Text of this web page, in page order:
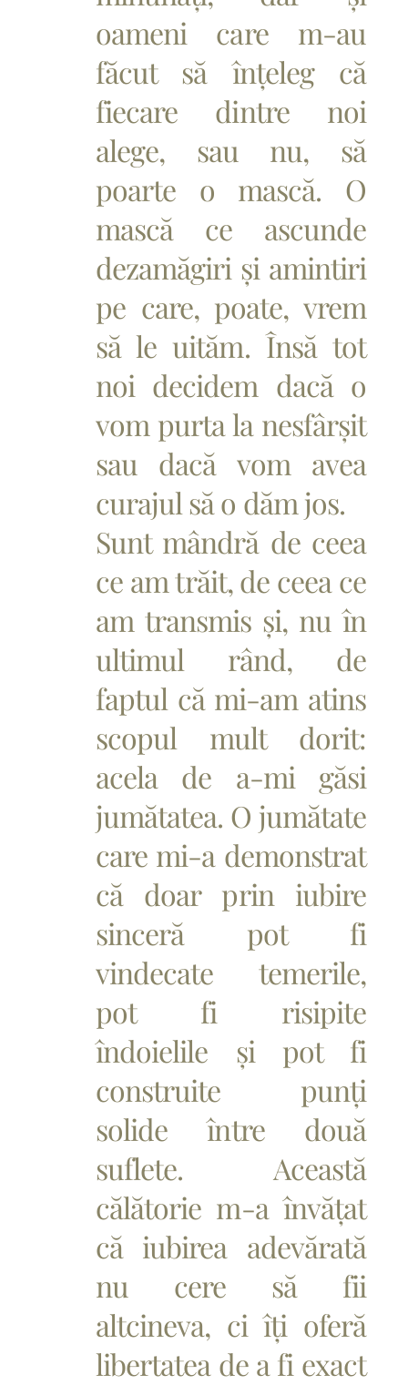
oameni care m-au
făcut să înțeleg că
fiecare dintre noi
alege, sau nu, să
poarte o mască. O
mască ce ascunde
dezamăgiri și amintiri
pe care, poate, vrem
să le uităm. Însă tot
noi decidem dacă o
vom purta la nesfârșit
sau dacă vom avea
curajul să o dăm jos.
Sunt mândră de ceea
ce am trăit, de ceea ce
am transmis și, nu în
ultimul rând, de
faptul că mi-am atins
scopul mult dorit:
acela de a-mi găsi
jumătatea. O jumătate
care mi-a demonstrat
că doar prin iubire
sinceră pot fi
vindecate temerile,
pot fi risipite
îndoielile și pot fi
construite punți
solide între două
suflete. Această
călătorie m-a învățat
că iubirea adevărată
nu cere să fii
altcineva, ci îți oferă
libertatea de a fi exact